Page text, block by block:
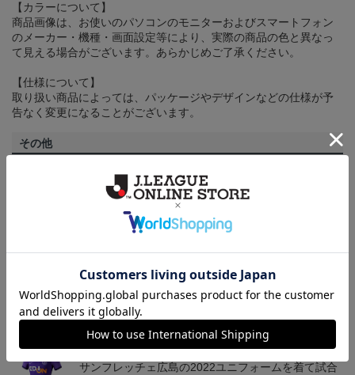
【カラーについて】
商品画像は、お使いのパソコンのモニターおよびスマートフォン
のメーカー・機種・画面設定等により、実際の商品の色と異なっ
て見える場合がございます。あらかじめご了承ください。
【仕様について】
取り扱い商品によっては、パッケージやデザインなどの仕様が予
告なく変更になることがございます。
その他
ギフト対応について
トピックス
広島
サンフレッチェ広島の2022ユニフォームを着て試合